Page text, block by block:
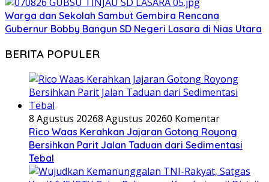
Warga dan Sekolah Sambut Gembira Rencana
Gubernur Bobby Bangun SD Negeri Lasara di Nias Utara
BERITA POPULER
8 Agustus 20268 Agustus 20260 Komentar
Rico Waas Kerahkan Jajaran Gotong Royong
Bersihkan Parit Jalan Taduan dari Sedimentasi
Tebal